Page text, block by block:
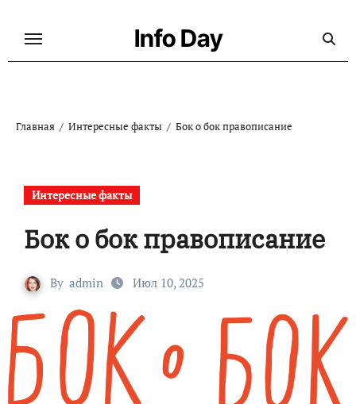
Info Day
Главная Интересные факты Бок о бок правописание
Интересные факты
Бок о бок правописание
By admin Июл 10, 2025